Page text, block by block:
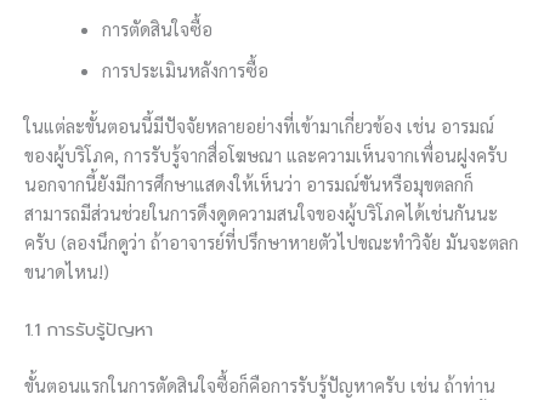
การตัดสินใจซื้อ
การประเมินหลังการซื้อ
ในแต่ละขั้นตอนนี้มีปัจจัยหลายอย่างที่เข้ามาเกี่ยวข้อง เช่น อารมณ์
ของผู้บริโภค, การรับรู้จากสื่อโฆษณา และความเห็นจากเพื่อนฝูงครับ
นอกจากนี้ยังมีการศึกษาแสดงให้เห็นว่า อารมณ์ขันหรือมุขตลกก็
สามารถมีส่วนช่วยในการดึงดูดความสนใจของผู้บริโภคได้เช่นกันนะ
ครับ (ลองนึกดูว่า ถ้าอาจารย์ที่ปรึกษาหายตัวไปขณะทำวิจัย มันจะตลก
ขนาดไหน!)
1.1 การรับรู้ปัญหา
ขั้นตอนแรกในการตัดสินใจซื้อก็คือการรับรู้ปัญหาครับ เช่น ถ้าท่าน